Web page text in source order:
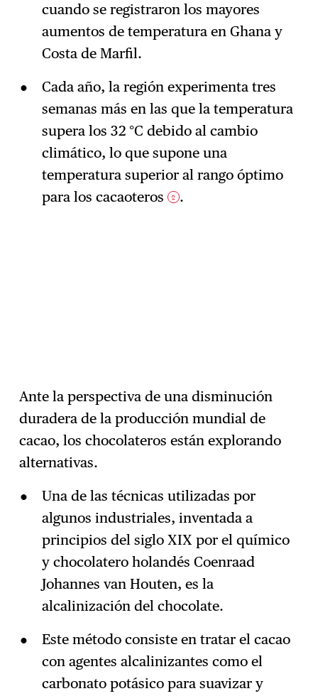
cuando se registraron los mayores
aumentos de temperatura en Ghana y
Costa de Marfil.
Cada año, la región experimenta tres
semanas más en las que la temperatura
supera los 32 °C debido al cambio
climático, lo que supone una
temperatura superior al rango óptimo
para los cacaoteros
2 .
Ante la perspectiva de una disminución
duradera de la producción mundial de
cacao, los chocolateros están explorando
alternativas.
Una de las técnicas utilizadas por
algunos industriales, inventada a
principios del siglo XIX por el químico
y chocolatero holandés Coenraad
Johannes van Houten, es la
alcalinización del chocolate.
Este método consiste en tratar el cacao
con agentes alcalinizantes como el
carbonato potásico para suavizar y